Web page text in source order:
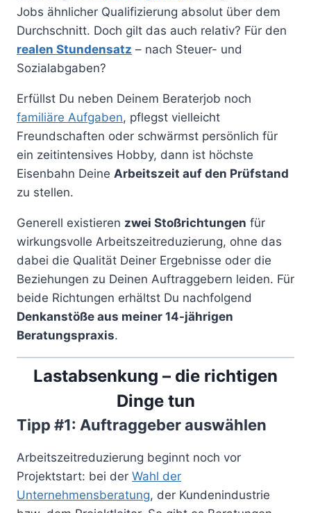
Jobs ähnlicher Qualifizierung absolut über dem
Durchschnitt. Doch gilt das auch relativ? Für den
realen Stundensatz – nach Steuer- und
Sozialabgaben?
Erfüllst Du neben Deinem Beraterjob noch
familiäre Aufgaben, pflegst vielleicht
Freundschaften oder schwärmst persönlich für
ein zeitintensives Hobby, dann ist höchste
Eisenbahn Deine Arbeitszeit auf den Prüfstand
zu stellen.
Generell existieren zwei Stoßrichtungen für
wirkungsvolle Arbeitszeitreduzierung, ohne das
dabei die Qualität Deiner Ergebnisse oder die
Beziehungen zu Deinen Auftraggebern leiden. Für
beide Richtungen erhältst Du nachfolgend
Denkanstöße aus meiner 14-jährigen
Beratungspraxis.
Lastabsenkung – die richtigen
Dinge tun
Tipp #1: Auftraggeber auswählen
Arbeitszeitreduzierung beginnt noch vor
Projektstart: bei der Wahl der
Unternehmensberatung, der Kundenindustrie